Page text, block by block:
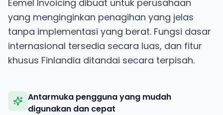
Eemel Invoicing dibuat untuk perusahaan
yang menginginkan penagihan yang jelas
tanpa implementasi yang berat. Fungsi dasar
internasional tersedia secara luas, dan fitur
khusus Finlandia ditandai secara terpisah.
Antarmuka pengguna yang mudah
digunakan dan cepat